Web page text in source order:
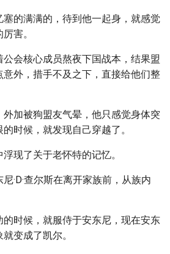
塞的满满的，待到他一起身，就感觉
害。
会核心成员熬夜下国战本，结果盟
外，措手不及之下，直接给他们整
加被狗盟友气晕，他只感觉身体突
时候，就发现自己穿越了。
现了关于老怀特的记忆。
·D·查尔斯在离开家族前，从族内
时候，就服侍于安东尼，现在安东
变成了凯尔。